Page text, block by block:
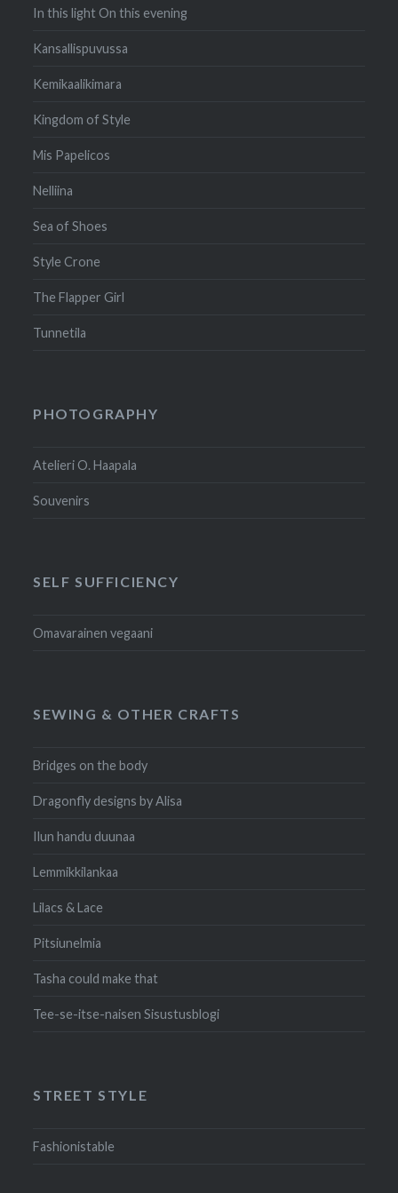
In this light On this evening
Kansallispuvussa
Kemikaalikimara
Kingdom of Style
Mis Papelicos
Nelliina
Sea of Shoes
Style Crone
The Flapper Girl
Tunnetila
PHOTOGRAPHY
Atelieri O. Haapala
Souvenirs
SELF SUFFICIENCY
Omavarainen vegaani
SEWING & OTHER CRAFTS
Bridges on the body
Dragonfly designs by Alisa
Ilun handu duunaa
Lemmikkilankaa
Lilacs & Lace
Pitsiunelmia
Tasha could make that
Tee-se-itse-naisen Sisustusblogi
STREET STYLE
Fashionistable